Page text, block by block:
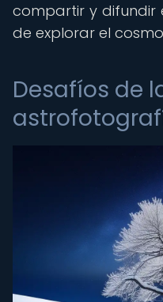
compartir y difundir
de explorar el
Desafíos de